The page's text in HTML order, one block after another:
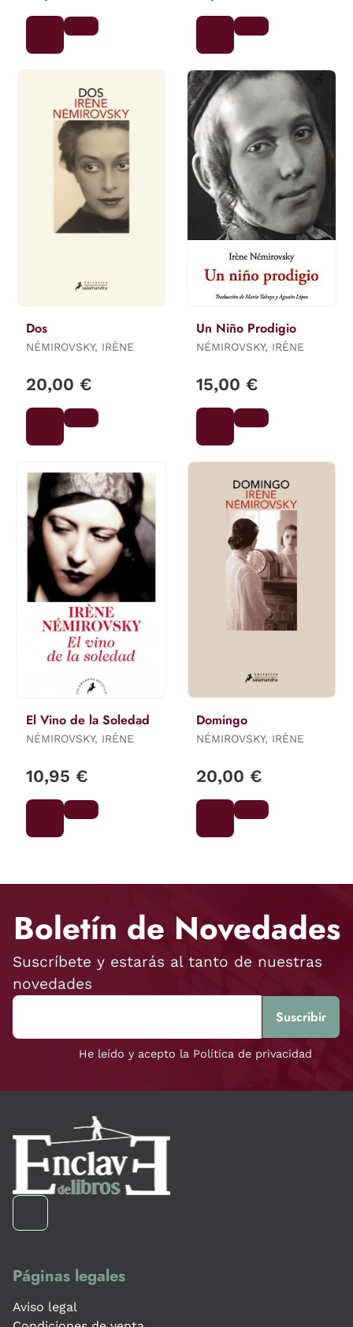
Dos
NÉMIROVSKY, IRÈNE
20,00 €
Un Niño Prodigio
NÉMIROVSKY, IRÈNE
15,00 €
El Vino de la Soledad
NÉMIROVSKY, IRÈNE
10,95 €
Domingo
NÉMIROVSKY, IRÈNE
20,00 €
Boletín de Novedades
Suscríbete y estarás al tanto de nuestras
novedades
He leído y acepto la Política de privacidad
Páginas legales
Aviso legal